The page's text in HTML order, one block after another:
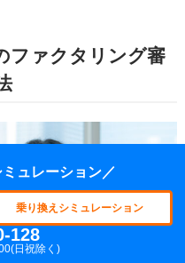
ファクタリング審
ュレーション／
乗り換えシミュレーション
128
日祝除く)